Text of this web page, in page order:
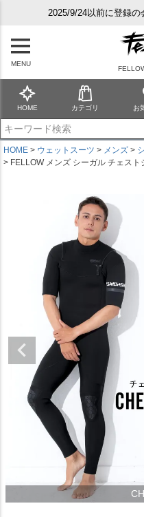
2025/9/24以前に登録
MENU
HOME カテゴリ お
HOME ウェットスーツ メンズ
FELLOW メンズ シーガル チェス